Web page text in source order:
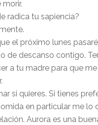
radica tu sapiencia?
el próximo lunes
de descanso contigo.
a tu madre para que
si quieres. Si tienes
en particular me lo
Aurora es una